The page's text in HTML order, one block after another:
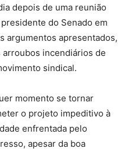
depois de uma reunião
do Senado em
argumentos apresentados,
incendiários de
sindical.
momento se tornar
o projeto impeditivo à
enfrentada pelo
apesar da boa